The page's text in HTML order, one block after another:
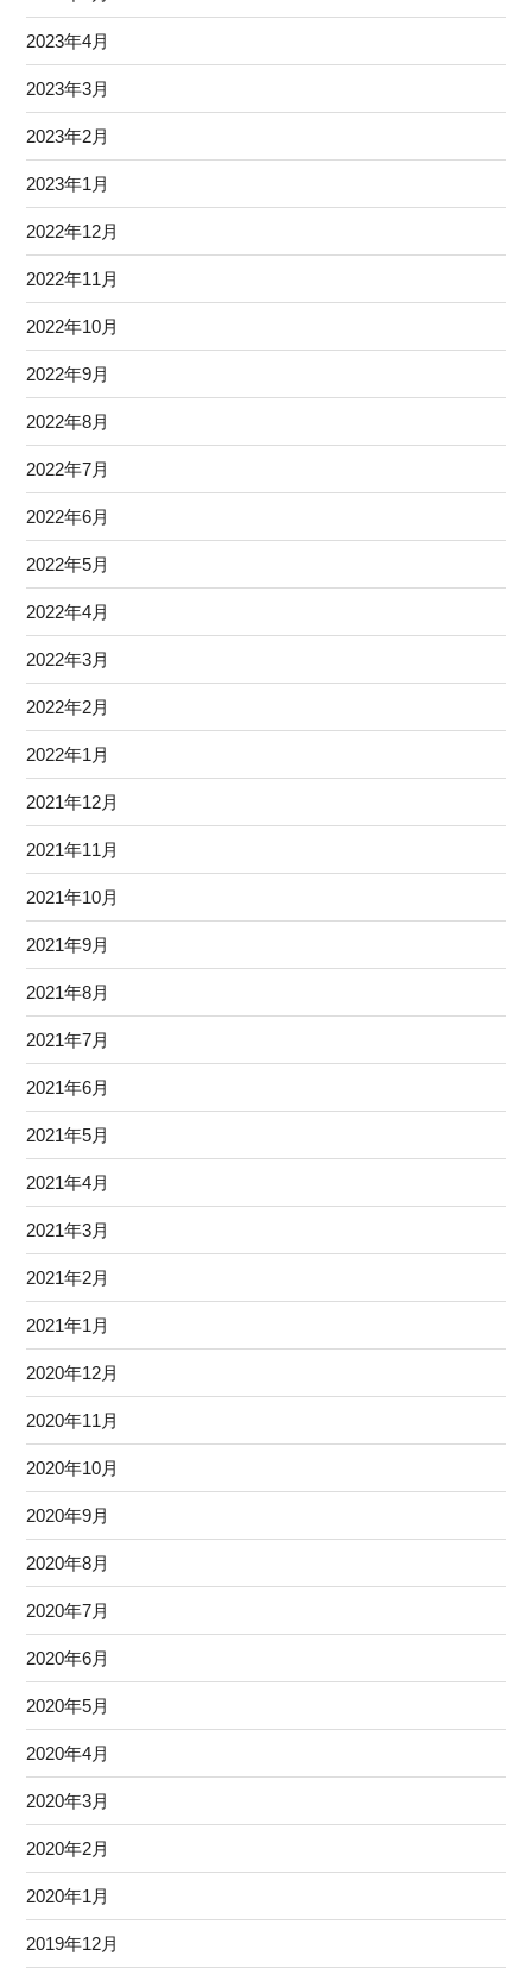
2023年4月
2023年3月
2023年2月
2023年1月
2022年12月
2022年11月
2022年10月
2022年9月
2022年8月
2022年7月
2022年6月
2022年5月
2022年4月
2022年3月
2022年2月
2022年1月
2021年12月
2021年11月
2021年10月
2021年9月
2021年8月
2021年7月
2021年6月
2021年5月
2021年4月
2021年3月
2021年2月
2021年1月
2020年12月
2020年11月
2020年10月
2020年9月
2020年8月
2020年7月
2020年6月
2020年5月
2020年4月
2020年3月
2020年2月
2020年1月
2019年12月